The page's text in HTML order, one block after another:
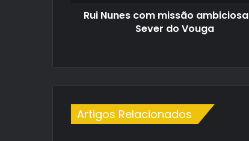
Rui Nunes com missão
Sever do Vouga
Artigos Relacionados